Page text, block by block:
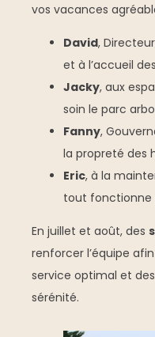
vos vacances
David,
et à l’accueil
Jacky, aux
soin le parc
Fanny,
la propreté des
Eric, à la
tout
En juillet et août, des
renforcer l’équipe
service optimal et
sérénité.